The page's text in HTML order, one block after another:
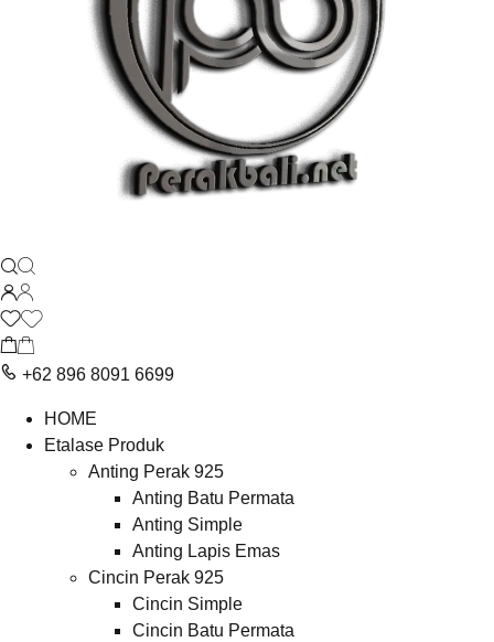
+62 896 8091 6699
HOME
Etalase Produk
Anting Perak 925
Anting Batu Permata
Anting Simple
Anting Lapis Emas
Cincin Perak 925
Cincin Simple
Cincin Batu Permata